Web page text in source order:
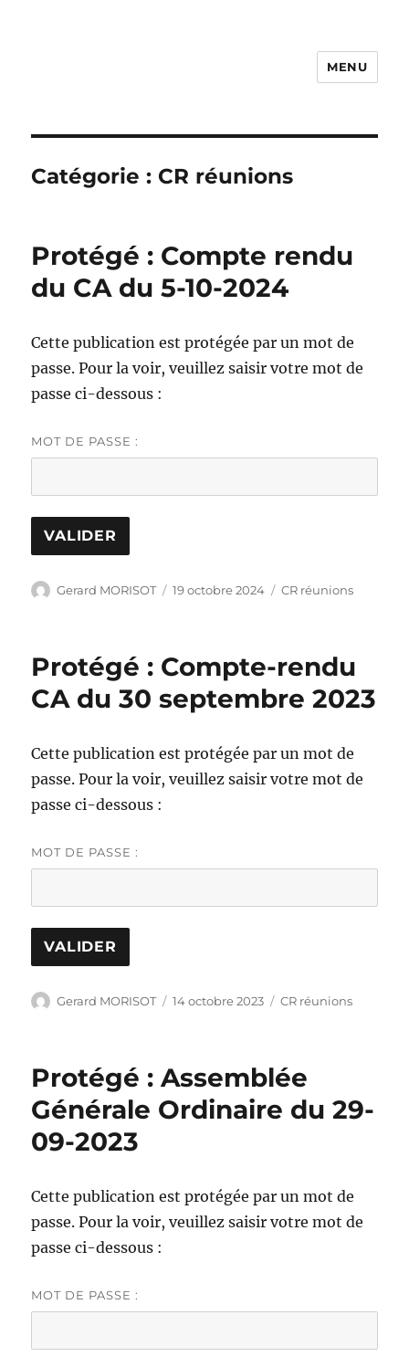
Photo Vidéo Club de Compiègne
MENU
Catégorie : CR réunions
Protégé : Compte rendu
du CA du 5-10-2024
Cette publication est protégée par un mot de
passe. Pour la voir, veuillez saisir votre mot de
passe ci-dessous :
MOT DE PASSE :
Auteur
Gerard MORISOT
Publié
19 octobre 2024 Catégories
CR réunions
Protégé : Compte-rendu
CA du 30 septembre 2023
Cette publication est protégée par un mot de
passe. Pour la voir, veuillez saisir votre mot de
passe ci-dessous :
MOT DE PASSE :
Auteur
Gerard MORISOT
Publié
14 octobre 2023 Catégories
CR réunions
Protégé : Assemblée
Générale Ordinaire du 29-
09-2023
Cette publication est protégée par un mot de
passe. Pour la voir, veuillez saisir votre mot de
passe ci-dessous :
MOT DE PASSE :